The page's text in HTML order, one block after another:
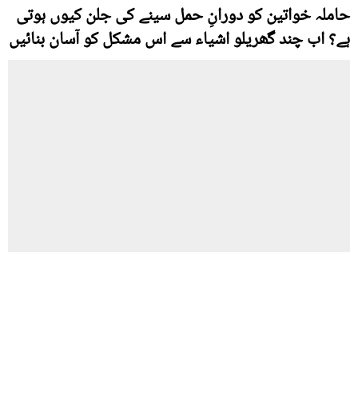
حاملہ خواتین کو دورانِ حمل سینے کی جلن کیوں ہوتی
ہے؟ اب چند گھریلو اشیاء سے اس مشکل کو آسان بنائیں